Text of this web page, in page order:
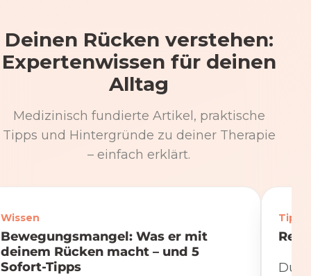
Deinen Rücken verstehen:
Expertenwissen für deinen
Alltag
Medizinisch fundierte Artikel, praktische
Tipps und Hintergründe zu deiner Therapie
– einfach erklärt.
Wissen
Bewegungsmangel: Was er mit
deinem Rücken macht – und 5
Sofort-Tipps
Tipps
Du